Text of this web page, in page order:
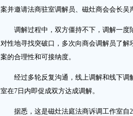
案并邀请法商驻室调解员、磁灶商会会长吴
调解过程中，双方僵持不下，调解一度
对性地寻找突破口，多次向商会调解员了
案的合理性和可接纳度。
经过多轮反复沟通，线上调解和线下调
室在7日内即促成双方达成调解。
据悉，这是磁灶法庭法商诉调工作室自